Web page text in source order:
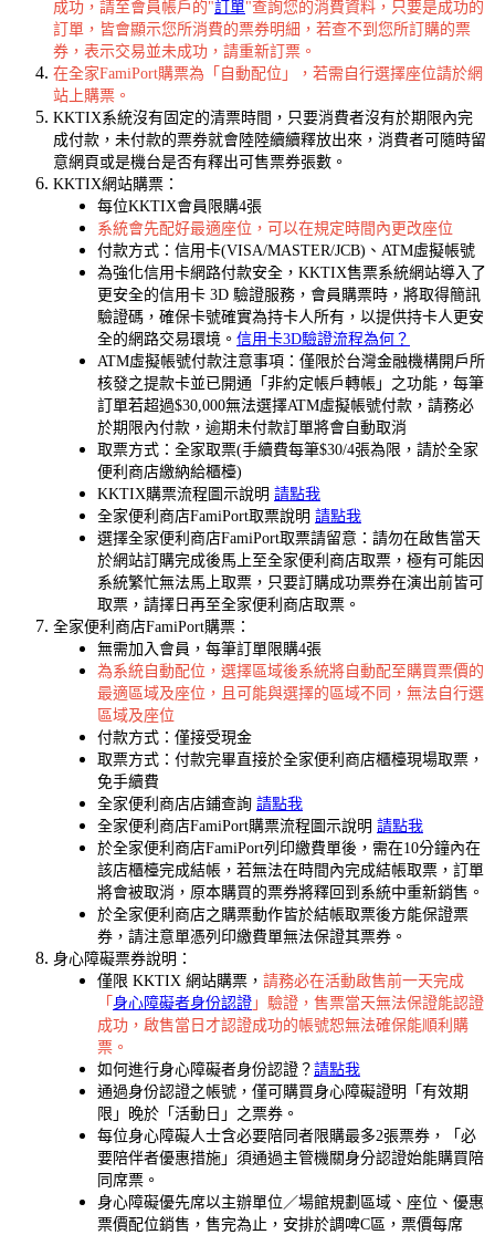
成功，請至會員帳戶的"訂單"查詢您的消費資料，只要是成功的
訂單，皆會顯示您所消費的票券明細，若查不到您所訂購的票
券，表示交易並未成功，請重新訂票。
在全家FamiPort購票為「自動配位」，若需自行選擇座位請於網
站上購票。
KKTIX系統沒有固定的清票時間，只要消費者沒有於期限內完
成付款，未付款的票券就會陸陸續續釋放出來，消費者可隨時留
意網頁或是機台是否有釋出可售票券張數。
KKTIX網站購票：
每位KKTIX會員限購4張
系統會先配好最適座位，可以在規定時間內更改座位
付款方式：信用卡(VISA/MASTER/JCB)、ATM虛擬帳號
為強化信用卡網路付款安全，KKTIX售票系統網站導入了
更安全的信用卡 3D 驗證服務，會員購票時，將取得簡訊
驗證碼，確保卡號確實為持卡人所有，以提供持卡人更安
全的網路交易環境。 信用卡3D驗證流程為何？
ATM虛擬帳號付款注意事項：僅限於台灣金融機構開戶所
核發之提款卡並已開通「非約定帳戶轉帳」之功能，每筆
訂單若超過$30,000無法選擇ATM虛擬帳號付款，請務必
於期限內付款，逾期未付款訂單將會自動取消
取票方式：全家取票(手續費每筆$30/4張為限，請於全家
便利商店繳納給櫃檯)
KKTIX購票流程圖示說明 請點我
全家便利商店FamiPort取票說明 請點我
選擇全家便利商店FamiPort取票請留意：請勿在啟售當天
於網站訂購完成後馬上至全家便利商店取票，極有可能因
系統繁忙無法馬上取票，只要訂購成功票券在演出前皆可
取票，請擇日再至全家便利商店取票。
全家便利商店FamiPort購票：
無需加入會員，每筆訂單限購4張
為系統自動配位，選擇區域後系統將自動配至購買票價的
最適區域及座位，且可能與選擇的區域不同，無法自行選
區域及座位
付款方式：僅接受現金
取票方式：付款完畢直接於全家便利商店櫃檯現場取票，
免手續費
全家便利商店店鋪查詢 請點我
全家便利商店FamiPort購票流程圖示說明 請點我
於全家便利商店FamiPort列印繳費單後，需在10分鐘內在
該店櫃檯完成結帳，若無法在時間內完成結帳取票，訂單
將會被取消，原本購買的票券將釋回到系統中重新銷售。
於全家便利商店之購票動作皆於結帳取票後方能保證票
券，請注意單憑列印繳費單無法保證其票券。
身心障礙票券說明：
僅限 KKTIX 網站購票， 請務必在活動啟售前一天完成
「 身心障礙者身份認證 」驗證，售票當天無法保證能認證
成功，啟售當日才認證成功的帳號恕無法確保能順利購
票。
如何進行身心障礙者身份認證？ 請點我
通過身份認證之帳號，僅可購買身心障礙證明「有效期
限」晚於「活動日」之票券。
每位身心障礙人士含必要陪同者限購最多2張票券，「必
要陪伴者優惠措施」須通過主管機關身分認證始能購買陪
同席票。
身心障礙優先席以主辦單位／場館規劃區域、座位、優惠
票價配位銷售，售完為止，安排於調啤C區，票價每席